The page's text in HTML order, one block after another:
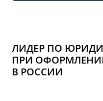
ЛИДЕР ПО
ПРИ
В РОССИИ